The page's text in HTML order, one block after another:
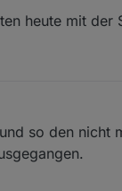
heute mit der
so den nicht